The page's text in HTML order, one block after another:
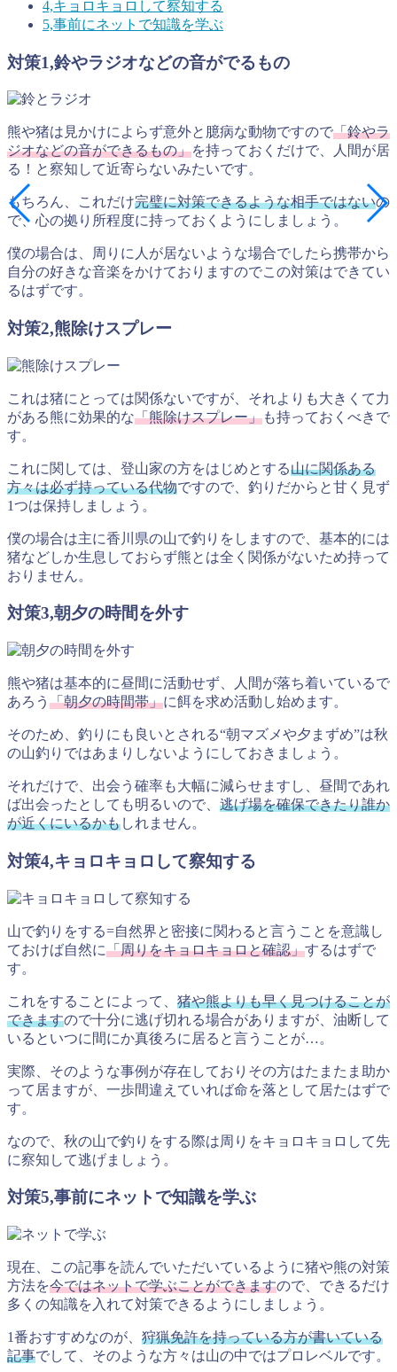
4,キョロキョロして察知する
5,事前にネットで知識を学ぶ
対策1,鈴やラジオなどの音がでるもの
熊や猪は見かけによらず意外と臆病な動物ですので「鈴やラ
ジオなどの音ができるもの」を持っておくだけで、人間が居
る！と察知して近寄らないみたいです。
もちろん、これだけ完璧に対策できるような相手ではないの
で、心の拠り所程度に持っておくようにしましょう。
僕の場合は、周りに人が居ないような場合でしたら携帯から
自分の好きな音楽をかけておりますのでこの対策はできてい
るはずです。
対策2,熊除けスプレー
これは猪にとっては関係ないですが、それよりも大きくて力
がある熊に効果的な「熊除けスプレー」も持っておくべきで
す。
これに関しては、登山家の方をはじめとする山に関係ある
方々は必ず持っている代物ですので、釣りだからと甘く見ず
1つは保持しましょう。
僕の場合は主に香川県の山で釣りをしますので、基本的には
猪などしか生息しておらず熊とは全く関係がないため持って
おりません。
対策3,朝夕の時間を外す
熊や猪は基本的に昼間に活動せず、人間が落ち着いているで
あろう 「朝夕の時間帯」に餌を求め活動し始めます。
そのため、釣りにも良いとされる“朝マズメや夕まずめ”は秋
の山釣りではあまりしないようにしておきましょう。
それだけで、出会う確率も大幅に減らせますし、昼間であれ
ば出会ったとしても明るいので、 逃げ場を確保できたり誰か
が近くにいるかもしれません。
対策4,キョロキョロして察知する
山で釣りをする=自然界と密接に関わると言うことを意識し
ておけば自然に「周りをキョロキョロと確認」するはずで
す。
これをすることによって、 猪や熊よりも早く見つけることが
できますので十分に逃げ切れる場合がありますが、油断して
いるといつに間にか真後ろに居ると言うことが…。
実際、そのような事例が存在しておりその方はたまたま助か
って居ますが、一歩間違えていれば命を落として居たはずで
す。
なので、秋の山で釣りをする際は周りをキョロキョロして先
に察知して逃げましょう。
対策5,事前にネットで知識を学ぶ
現在、この記事を読んでいただいているように猪や熊の対策
方法を今ではネットで学ぶことができますので、できるだけ
多くの知識を入れて対策できるようにしましょう。
1番おすすめなのが、 狩猟免許を持っている方が書いている
記事でして、そのような方々は山の中ではプロレベルです。